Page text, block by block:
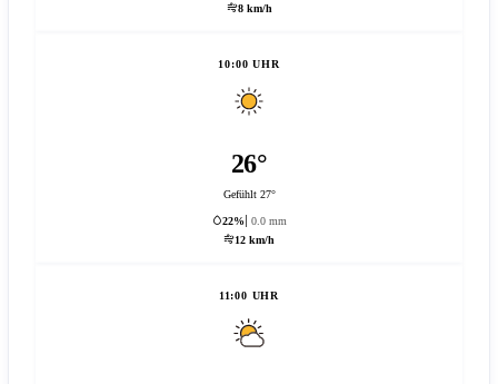
8 km/h
10:00 UHR
26°
Gefühlt 27°
22%
0.0 mm
12 km/h
11:00 UHR